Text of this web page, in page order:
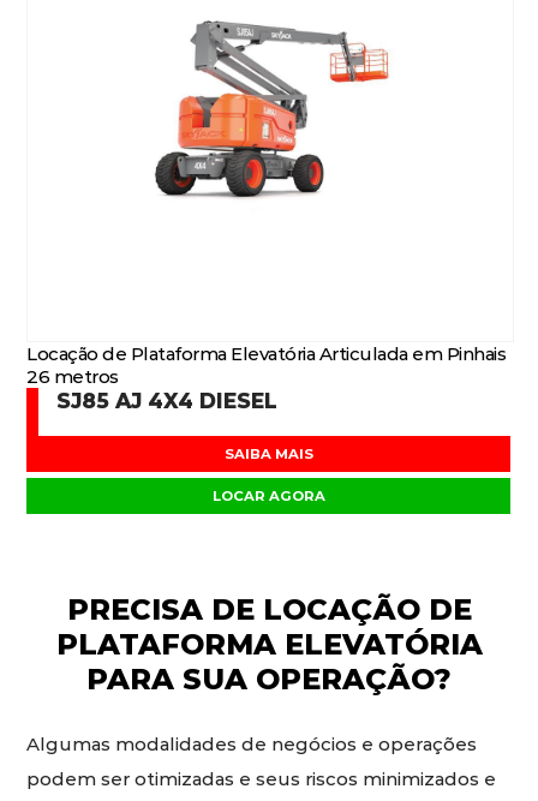
Locação de Plataforma Elevatória Articulada em Pinhais
26 metros
SJ85 AJ 4X4 DIESEL
SAIBA MAIS
LOCAR AGORA
PRECISA DE LOCAÇÃO DE
PLATAFORMA ELEVATÓRIA
PARA SUA OPERAÇÃO?
Algumas modalidades de negócios e operações
podem ser otimizadas e seus riscos minimizados e